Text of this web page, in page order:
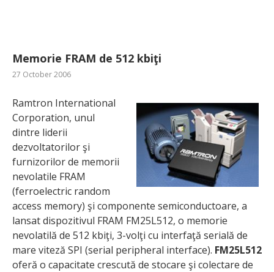
Memorie FRAM de 512 kbiţi
27 October 2006
Ramtron International
Corporation, unul
dintre liderii
dezvoltatorilor şi
furnizorilor de memorii
nevolatile FRAM
(ferroelectric random
access memory) şi componente semiconductoare, a
lansat dispozitivul FRAM FM25L512, o memorie
nevolatilă de 512 kbiţi, 3-volţi cu interfaţă serială de
mare viteză SPI (serial peripheral interface). FM25L512
oferă o capacitate crescută de stocare şi colectare de